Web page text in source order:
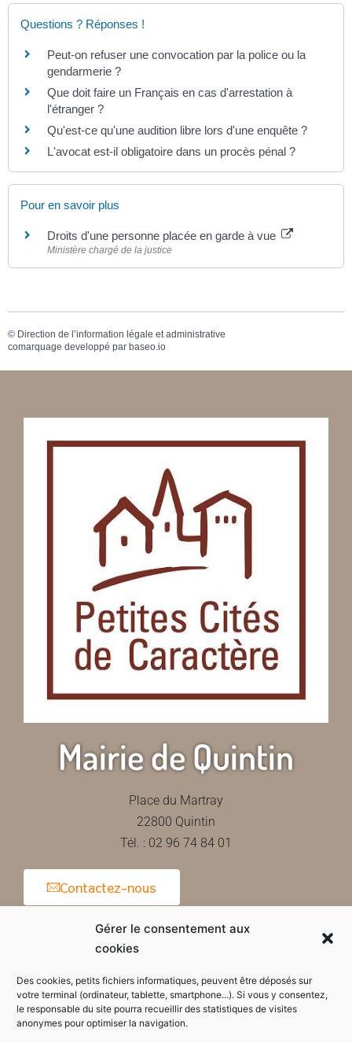
Gérer le consentement aux
cookies
Des cookies, petits fichiers informatiques, peuvent être déposés sur
votre terminal (ordinateur, tablette, smartphone...). Si vous y consentez,
le responsable du site pourra recueillir des statistiques de visites
anonymes pour optimiser la navigation.
Questions ? Réponses !
Peut-on refuser une convocation par la police ou la
gendarmerie ?
Que doit faire un Français en cas d'arrestation à
l'étranger ?
Qu'est-ce qu'une audition libre lors d'une enquête ?
L'avocat est-il obligatoire dans un procès pénal ?
Pour en savoir plus
Droits d'une personne placée en garde à vue
Ministère chargé de la justice
© Direction de l’information légale et administrative
comarquage developpé par baseo.io
Mairie de Quintin
Place du Martray
22800 Quintin
Tél. : 02 96 74 84 01
Contactez-nous
Horaires d'ouverture de la mairie